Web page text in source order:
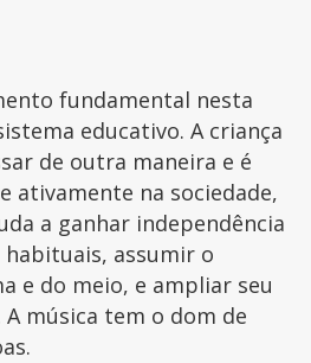
fundamental nesta
educativo. A criança
de outra maneira e é
ativamente na sociedade,
a ganhar independência
habituais, assumir o
e do meio, e ampliar seu
música tem o dom de